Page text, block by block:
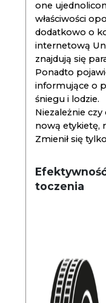
one
właściwości
dodatkowo o
internetową
znajdują się
Ponadto
informujące o
śniegu i lodzie.
Niezależnie
nową etykietę,
Zmienił się
toczenia